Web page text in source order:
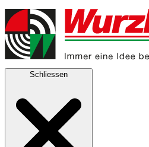
Schliessen